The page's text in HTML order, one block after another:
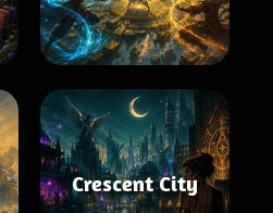
Crescent City